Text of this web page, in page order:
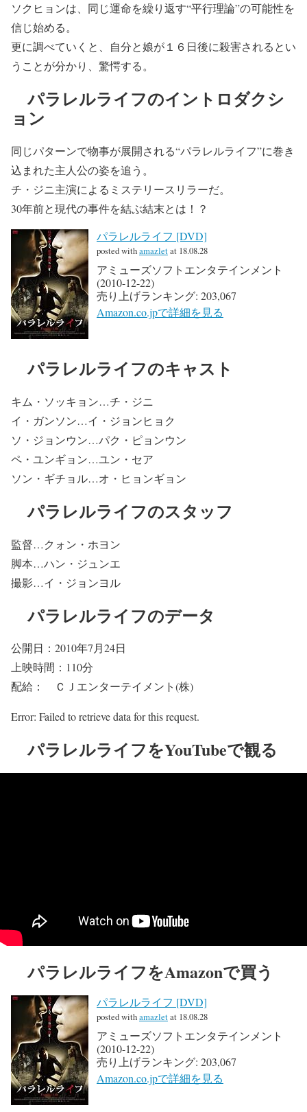
ソクヒョンは、同じ運命を繰り返す“平行理論”の可能性を
信じ始める。
更に調べていくと、自分と娘が１６日後に殺害されるとい
うことが分かり、驚愕する。
パラレルライフのイントロダクシ
ョン
同じパターンで物事が展開される“パラレルライフ”に巻き
込まれた主人公の姿を追う。
チ・ジニ主演によるミステリースリラーだ。
30年前と現代の事件を結ぶ結末とは！？
パラレルライフ [DVD]
posted withamazletat 18.08.28
アミューズソフトエンタテインメント
(2010-12-22)
売り上げランキング: 203,067
Amazon.co.jpで詳細を見る
パラレルライフのキャスト
キム・ソッキョン…チ・ジニ
イ・ガンソン…イ・ジョンヒョク
ソ・ジョンウン…パク・ピョンウン
ペ・ユンギョン…ユン・セア
ソン・ギチョル…オ・ヒョンギョン
パラレルライフのスタッフ
監督…クォン・ホヨン
脚本…ハン・ジュンエ
撮影…イ・ジョンヨル
パラレルライフのデータ
公開日：2010年7月24日
上映時間：110分
配給： ＣＪエンターテイメント(株)
Error: Failed to retrieve data for this request.
パラレルライフをYouTubeで観る
パラレルライフをAmazonで買う
パラレルライフ [DVD]
posted withamazletat 18.08.28
アミューズソフトエンタテインメント
(2010-12-22)
売り上げランキング: 203,067
Amazon.co.jpで詳細を見る